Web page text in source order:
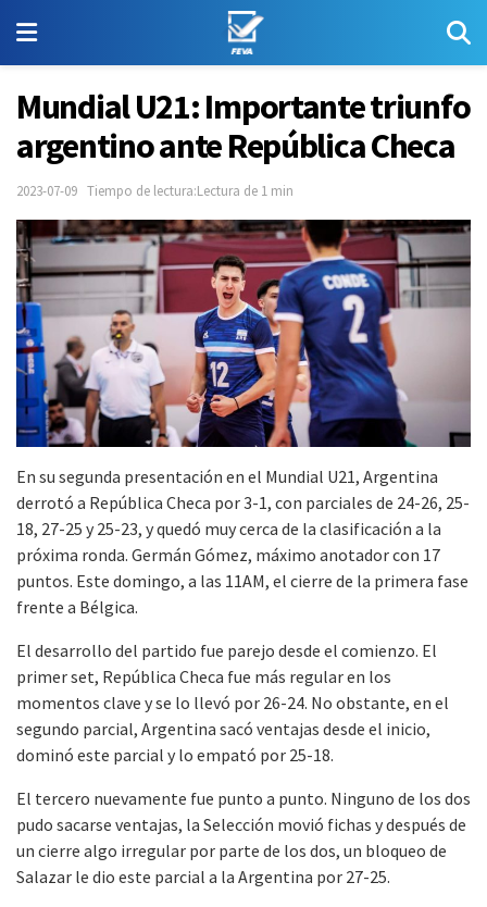
Mundial U21: Importante triunfo
argentino ante República Checa
2023-07-09 Tiempo de lectura:Lectura de 1 min
En su segunda presentación en el Mundial U21, Argentina
derrotó a República Checa por 3-1, con parciales de 24-26, 25-
18, 27-25 y 25-23, y quedó muy cerca de la clasificación a la
próxima ronda. Germán Gómez, máximo anotador con 17
puntos. Este domingo, a las 11AM, el cierre de la primera fase
frente a Bélgica.
El desarrollo del partido fue parejo desde el comienzo. El
primer set, República Checa fue más regular en los
momentos clave y se lo llevó por 26-24. No obstante, en el
segundo parcial, Argentina sacó ventajas desde el inicio,
dominó este parcial y lo empató por 25-18.
El tercero nuevamente fue punto a punto. Ninguno de los dos
pudo sacarse ventajas, la Selección movió fichas y después de
un cierre algo irregular por parte de los dos, un bloqueo de
Salazar le dio este parcial a la Argentina por 27-25.